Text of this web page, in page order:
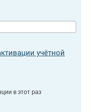
учётной
в этот раз